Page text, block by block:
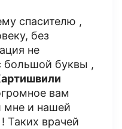
спасителю ,
без
не
большой буквы ,
вам
мне и нашей
Таких врачей